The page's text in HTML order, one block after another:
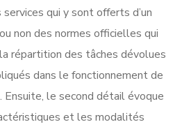
qui y sont offerts d’un
non des normes officielles qui
répartition des tâches dévolues
dans le fonctionnement de
Ensuite, le second détail évoque
et les modalités